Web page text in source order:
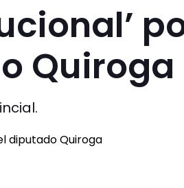
Quiroga